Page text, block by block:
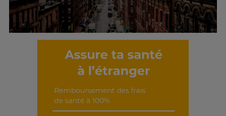
Découvrir cet interview